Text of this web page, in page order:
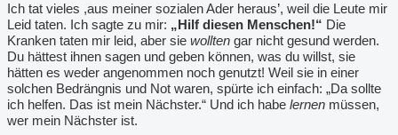
Ich tat vieles ,aus meiner sozialen Ader heraus’, weil die Leute mir
Leid taten. Ich sagte zu mir: „Hilf diesen Menschen!“ Die
Kranken taten mir leid, aber sie wollten gar nicht gesund werden.
Du hättest ihnen sagen und geben können, was du willst, sie
hätten es weder angenommen noch genutzt! Weil sie in einer
solchen Bedrängnis und Not waren, spürte ich einfach: „Da sollte
ich helfen. Das ist mein Nächster.“ Und ich habe lernen müssen,
wer mein Nächster ist.